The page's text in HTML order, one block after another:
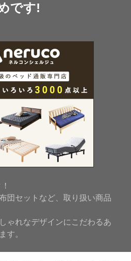
です!
団セットなど、取り扱い商品
ゃれなデザインにこだわるあ
す。